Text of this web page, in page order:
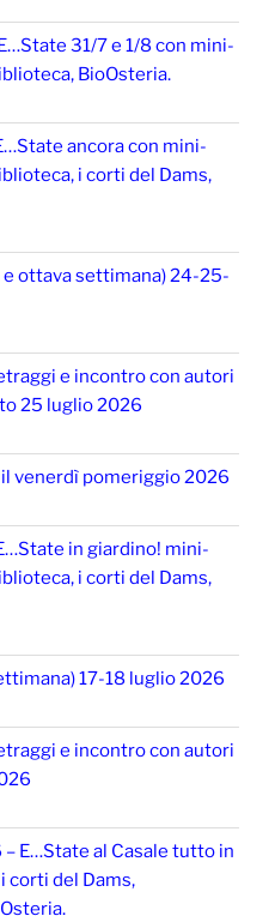
31/7 e 1/8 con mini-
BioOsteria.
ancora con mini-
i corti del Dams,
ottava settimana) 24-25-
e incontro con autori
25 luglio 2026
venerdì pomeriggio 2026
in giardino! mini-
i corti del Dams,
17-18 luglio 2026
e incontro con autori
E…State al Casale tutto in
corti del Dams,